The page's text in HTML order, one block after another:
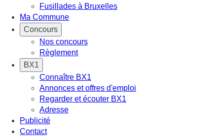
Fusillades à Bruxelles
Ma Commune
Concours
Nos concours
Règlement
BX1
Connaître BX1
Annonces et offres d'emploi
Regarder et écouter BX1
Adresse
Publicité
Contact